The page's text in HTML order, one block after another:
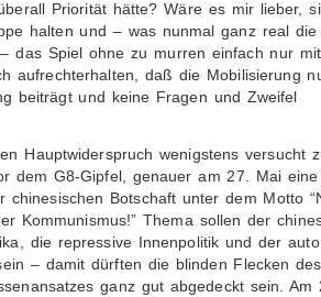
Priorität hätte? Wäre es mir lieber,
halten und – was nunmal ganz real die
das Spiel ohne zu murren einfach nur
aufrechterhalten, daß die Mobilisierung
beiträgt und keine Fragen und Zweifel
Hauptwiderspruch wenigstens versucht
dem G8-Gipfel, genauer am 27. Mai eine
chinesischen Botschaft unter dem Motto
Kommunismus!” Thema sollen der
die repressive Innenpolitik und der
– damit dürften die blinden Flecken des
ganz gut abgedeckt sein. Am